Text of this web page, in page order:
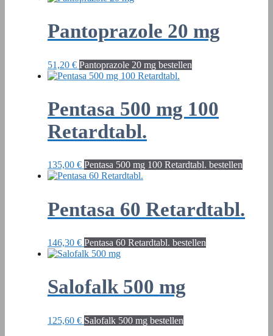
Pantoprazole 20 mg
51,20 € Pantoprazole 20 mg bestellen
Pentasa 500 mg 100
Retardtabl.
135,00 € Pentasa 500 mg 100 Retardtabl. bestellen
Pentasa 60 Retardtabl.
146,30 € Pentasa 60 Retardtabl. bestellen
Salofalk 500 mg
125,60 € Salofalk 500 mg bestellen